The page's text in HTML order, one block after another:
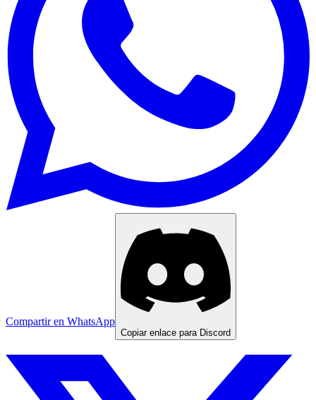
Compartir en WhatsApp
Copiar enlace para Discord